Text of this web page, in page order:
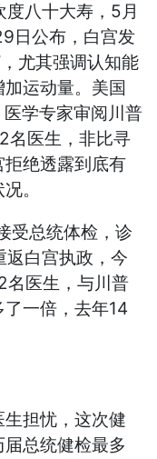
八十大寿，5月
日公布，白宫发
尤其强调认知能
运动量。美国
医学专家审阅川普
名医生，非比寻
绝透露到底有
。
受总统体检，诊
返白宫执政，今
医生，与川普
一倍，去年14
担忧，这次健
总统健检最多